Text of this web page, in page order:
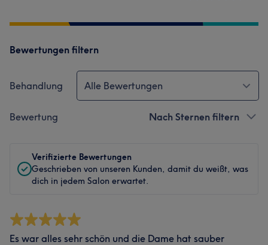
Bewertungen filtern
Behandlung Alle Bewertungen
Bewertung Nach Sternen filtern
Verifizierte Bewertungen
Geschrieben von unseren Kunden, damit du weißt, was
dich in jedem Salon erwartet.
Es war alles sehr schön und die Dame hat sauber